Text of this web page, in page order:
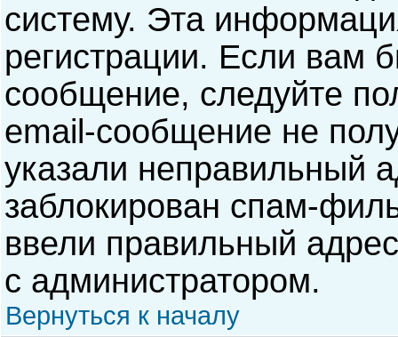
систему. Эта
регистрации. Если вам
сообщение, следуйте
email-сообщение не
указали неправильный
заблокирован спам-
ввели правильный
с администратором.
Вернуться к началу